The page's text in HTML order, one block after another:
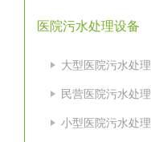
医院污水处理设备
大型医院污水处
民营医院污水处
小型医院污水处